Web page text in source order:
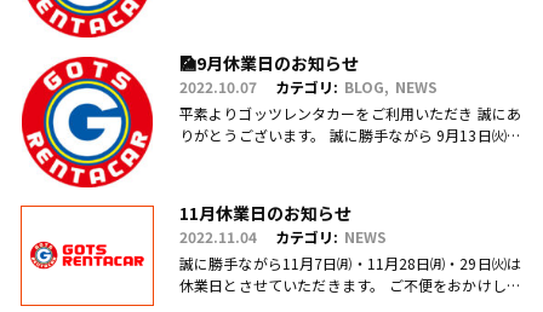
🎑9月休業日のお知らせ
2022.10.07 カテゴリ: BLOG
NEWS
平素よりゴッツレンタカーをご利用いただき 誠にあ
りがとうございます。 誠に勝手ながら 9月13日㈫・
11月休業日のお知らせ
2022.11.04 カテゴリ: NEWS
誠に勝手ながら11月7日㈪・11月28日㈪・29日㈫は
休業日とさせていただきます。 ご不便をおかけしま